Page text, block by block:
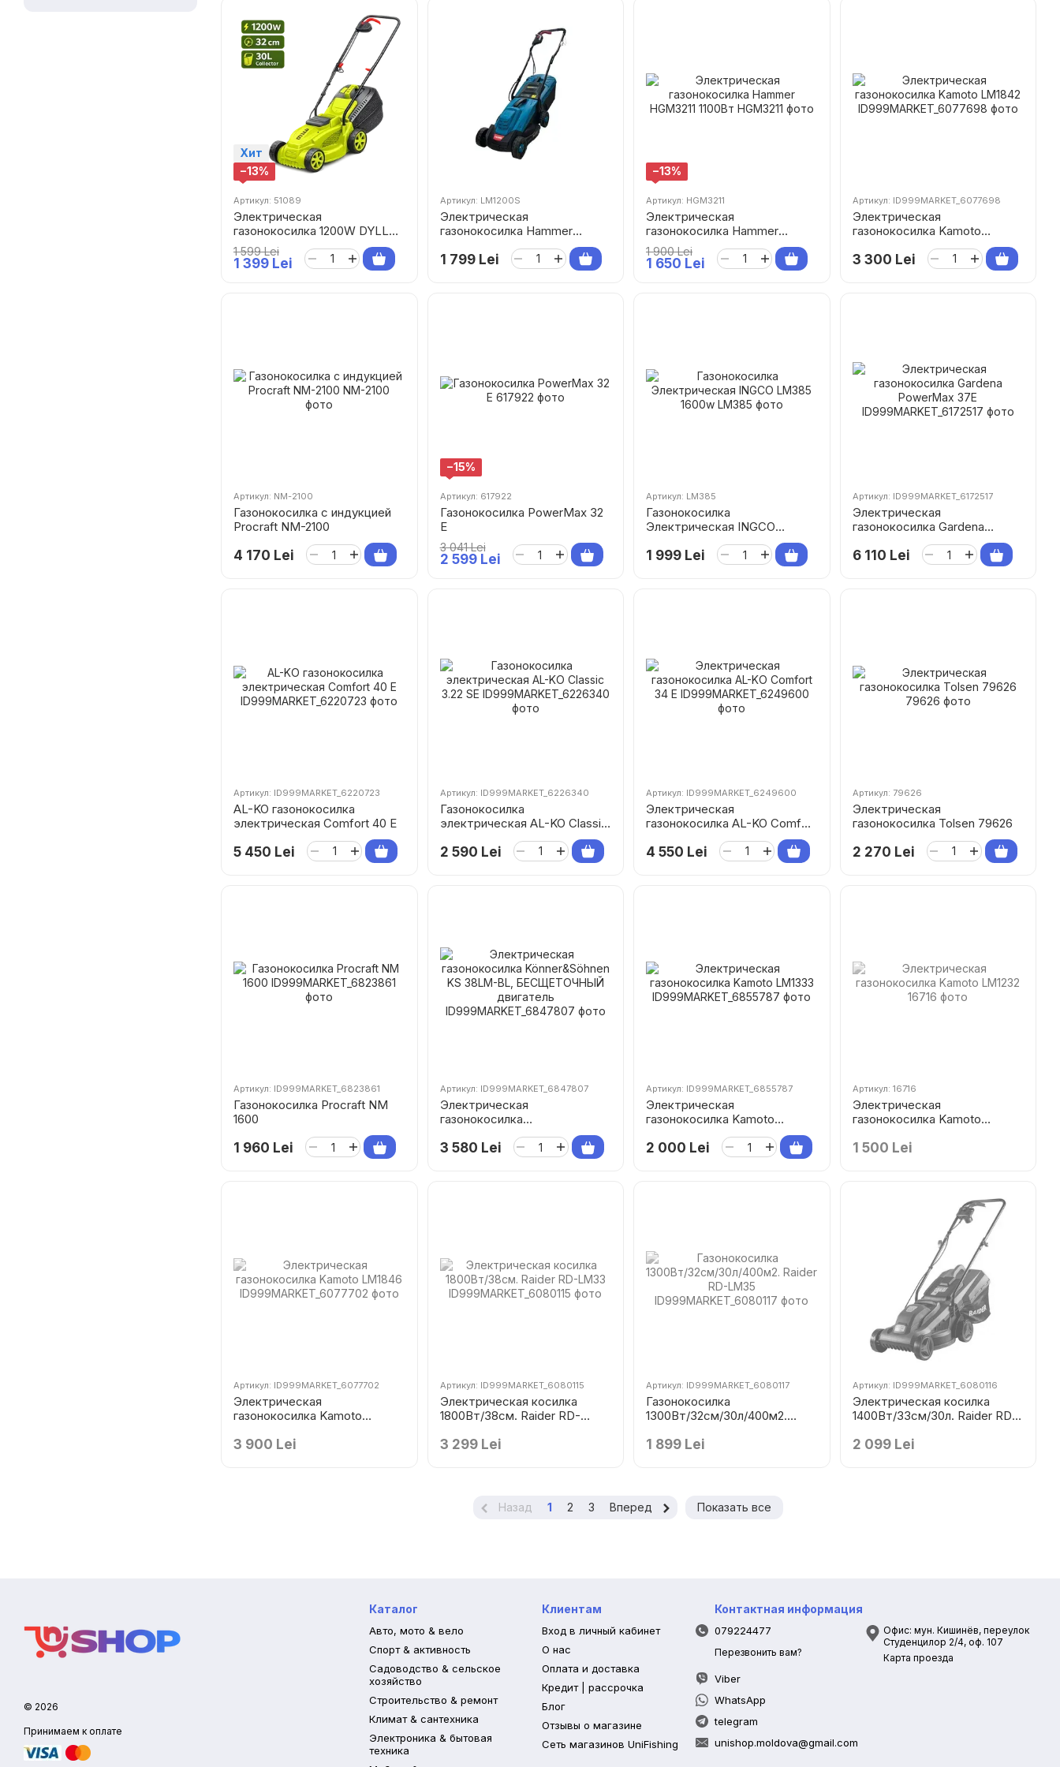
Хит
−13%
Артикул: 51089
Электрическая
газонокосилка 1200W DYLLU
DTEN3201
1 599 Lei
1 399 Lei
Артикул: LM1200S
Электрическая
газонокосилка Hammer
1 799 Lei
−13%
Артикул: HGM3211
Электрическая
газонокосилка Hammer
HGM3211 1100Вт
1 900 Lei
1 650 Lei
Артикул: ID999MARKET_6077698
Электрическая
газонокосилка Kamoto
3 300 Lei
Артикул: NM-2100
Газонокосилка с индукцией
Procraft NM-2100
4 170 Lei
−15%
Артикул: 617922
Газонокосилкa PowerMax 32
E
3 041 Lei
2 599 Lei
Артикул: LM385
Газонокосилка
Электрическая INGCO
1 999 Lei
Артикул: ID999MARKET_6172517
Электрическая
газонокосилка Gardena
PowerMax 37E
6 110 Lei
Артикул: ID999MARKET_6220723
AL-KO газонокосилка
электрическая Comfort 40 E
5 450 Lei
Артикул: ID999MARKET_6226340
Газонокосилка
электрическая AL-KO Classic
2 590 Lei
Артикул: ID999MARKET_6249600
Электрическая
газонокосилка AL-KO Comfort
4 550 Lei
Артикул: 79626
Электрическая
газонокосилка Tolsen 79626
2 270 Lei
Артикул: ID999MARKET_6823861
Газонокосилка Procraft NM
1600
1 960 Lei
Артикул: ID999MARKET_6847807
Электрическая
газонокосилка
Könner&Söhnen KS 38LM-BL,
БЕСЩЕТОЧНЫЙ двигатель
3 580 Lei
Артикул: ID999MARKET_6855787
Электрическая
газонокосилка Kamoto
2 000 Lei
Артикул: 16716
Электрическая
газонокосилка Kamoto
1 500 Lei
Артикул: ID999MARKET_6077702
Электрическая
газонокосилка Kamoto
3 900 Lei
Артикул: ID999MARKET_6080115
Электрическая косилка
1800Вт/38см. Raider RD-
3 299 Lei
Артикул: ID999MARKET_6080117
Газонокосилка
1300Вт/32см/30л/400м2.
1 899 Lei
Артикул: ID999MARKET_6080116
Электрическая косилка
1400Вт/33см/30л. Raider RD-
2 099 Lei
Назад 1 2 3 Вперед Показать все
© 2026
Принимаем к оплате
Каталог
Авто, мото & вело
Спорт & активность
Садоводство & сельское
хозяйство
Строительство & ремонт
Климат & сантехника
Электроника & бытовая
техника
Клиентам
Вход в личный кабинет
О нас
Оплата и доставка
Кредит | рассрочка
Блог
Отзывы о магазине
Сеть магазинов UniFishing
Контактная информация
079224477
Перезвонить вам?
Viber
WhatsApp
telegram
unishop.moldova@gmail.com
Офис: мун. Кишинёв, переулок
Студенцилор 2/4, оф. 107
Карта проезда